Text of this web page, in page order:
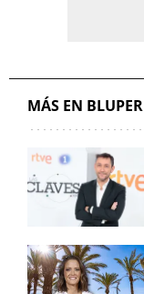
MÁS EN BLUPER